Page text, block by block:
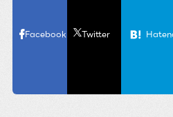
Facebook Twitter